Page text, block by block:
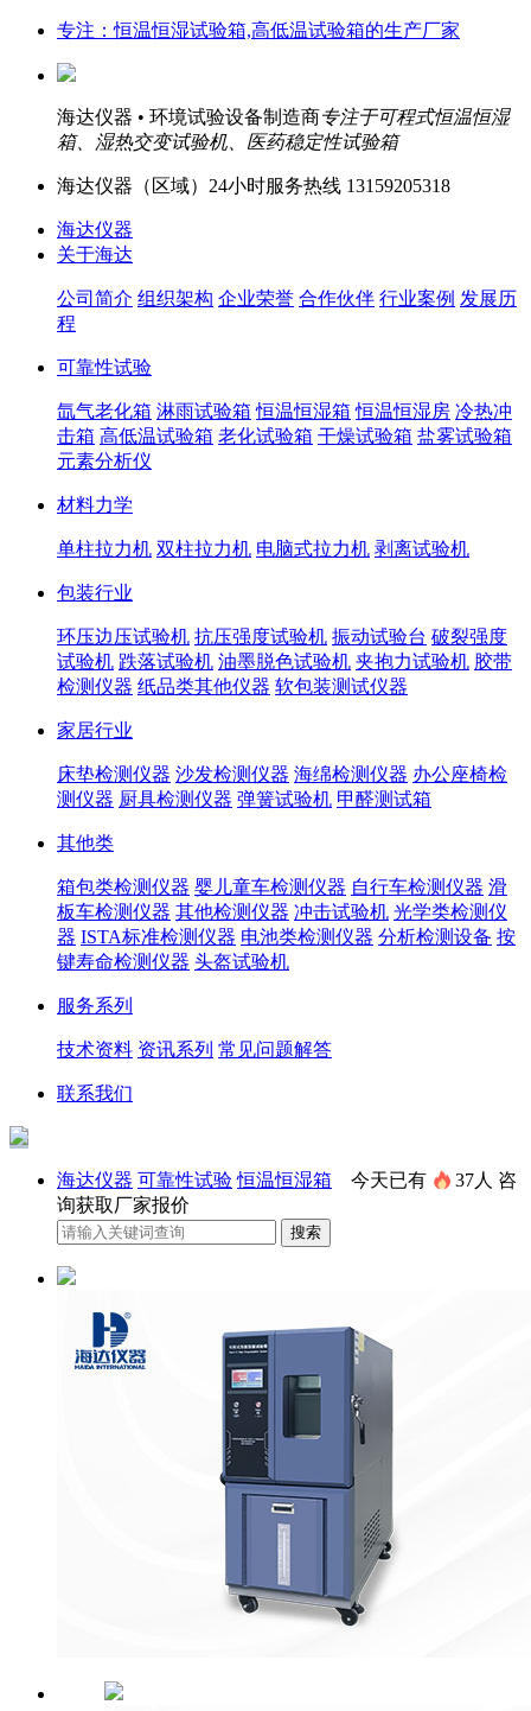
专注：恒温恒湿试验箱,高低温试验箱的生产厂家
海达仪器 • 环境试验设备制造商专注于可程式恒温恒湿
箱、湿热交变试验机、医药稳定性试验箱
海达仪器（ 区域）24小时服务热线 13159205318
海达仪器
关于海达
公司简介 组织架构 企业荣誉 合作伙伴 行业案例 发展历
程
可靠性试验
氙气老化箱 淋雨试验箱 恒温恒湿箱 恒温恒湿房 冷热冲
击箱 高低温试验箱 老化试验箱 干燥试验箱 盐雾试验箱
元素分析仪
材料力学
单柱拉力机 双柱拉力机 电脑式拉力机 剥离试验机
包装行业
环压边压试验机 抗压强度试验机 振动试验台 破裂强度
试验机 跌落试验机 油墨脱色试验机 夹抱力试验机 胶带
检测仪器 纸品类其他仪器 软包装测试仪器
家居行业
床垫检测仪器 沙发检测仪器 海绵检测仪器 办公座椅检
测仪器 厨具检测仪器 弹簧试验机 甲醛测试箱
其他类
箱包类检测仪器 婴儿童车检测仪器 自行车检测仪器 滑
板车检测仪器 其他检测仪器 冲击试验机 光学类检测仪
器 ISTA标准检测仪器 电池类检测仪器 分析检测设备 按
键寿命检测仪器 头盔试验机
服务系列
技术资料 资讯系列 常见问题解答
联系我们
海达仪器 可靠性试验 恒温恒湿箱 今天已有 37人 咨
询获取厂家报价